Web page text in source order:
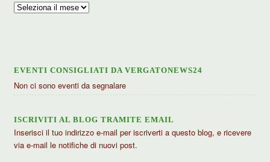
Archivio
EVENTI CONSIGLIATI DA VERGATONEWS24
Non ci sono eventi da segnalare
ISCRIVITI AL BLOG TRAMITE EMAIL
Inserisci il tuo indirizzo e-mail per iscriverti a questo blog, e ricevere
via e-mail le notifiche di nuovi post.